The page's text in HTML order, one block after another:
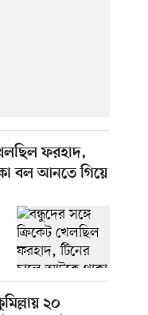
ফরহাদ,
বল আনতে গিয়ে
২০